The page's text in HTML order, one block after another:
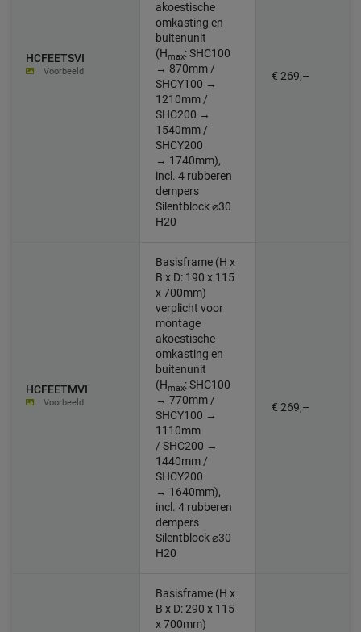
HCFEETSVI
Voorbeeld
akoestische
omkasting en
buitenunit
(Hmax:SHC100
→ 870mm /
SHCY100 →
1210mm /
SHC200 →
1540mm /
SHCY200
→ 1740mm),
incl. 4 rubberen
dempers
Silentblock ⌀30
H20
€ 269,–
HCFEETMVI
Voorbeeld
Basisframe (H x
B x D: 190 x 115
x 700mm)
verplicht voor
montage
akoestische
omkasting en
buitenunit
(Hmax:SHC100
→ 770mm /
SHCY100 →
1110mm
/ SHC200 →
1440mm /
SHCY200
→ 1640mm),
incl. 4 rubberen
dempers
Silentblock ⌀30
H20
€ 269,–
Basisframe (H x
B x D: 290 x 115
x 700mm)